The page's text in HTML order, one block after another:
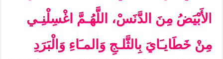
الأَبْيَضُ مِنَ الدَّنَسْ، اللَّهُـمَّ اغْسِلْنِـي
مِنْ خَطَايـَايَ بِالثَّلـجِ وَالمـَاءِ وَالْبَرَدِ